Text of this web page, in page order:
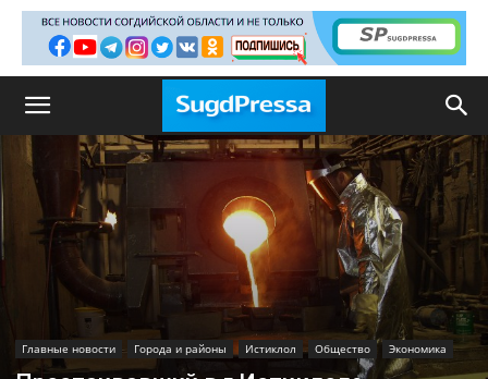
Главные новости Города и районы Истиклол Общество Экономика